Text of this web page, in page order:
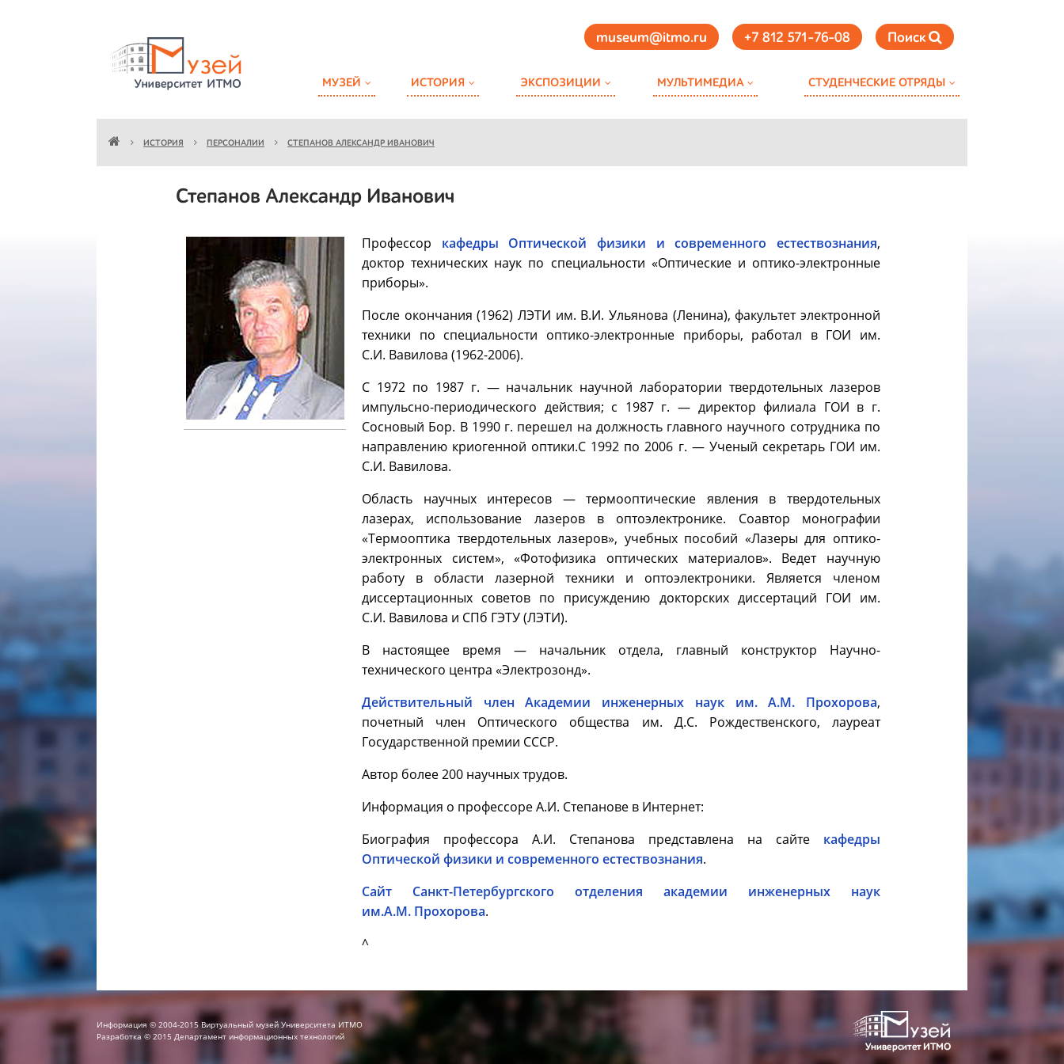
museum@itmo.ru +7 812 571-76-08 Поиск
МУЗЕЙ ИСТОРИЯ ЭКСПОЗИЦИИ МУЛЬТИМЕДИА СТУДЕНЧЕСКИЕ ОТРЯДЫ
ИСТОРИЯ ПЕРСОНАЛИИ СТЕПАНОВ АЛЕКСАНДР ИВАНОВИЧ
Степанов Александр Иванович
Профессор кафедры Оптической физики и современного естествознания,
доктор технических наук по специальности «Оптические и оптико-электронные
приборы».
После окончания (1962) ЛЭТИ им. В.И. Ульянова (Ленина), факультет электронной
техники по специальности оптико-электронные приборы, работал в ГОИ им.
С.И. Вавилова (1962-2006).
С 1972 по 1987 г. — начальник научной лаборатории твердотельных лазеров
импульсно-периодического действия; с 1987 г. — директор филиала ГОИ в г.
Сосновый Бор. В 1990 г. перешел на должность главного научного сотрудника по
направлению криогенной оптики.С 1992 по 2006 г. — Ученый секретарь ГОИ им.
С.И. Вавилова.
Область научных интересов — термооптические явления в твердотельных
лазерах, использование лазеров в оптоэлектронике. Соавтор монографии
«Термооптика твердотельных лазеров», учебных пособий «Лазеры для оптико-
электронных систем», «Фотофизика оптических материалов». Ведет научную
работу в области лазерной техники и оптоэлектроники. Является членом
диссертационных советов по присуждению докторских диссертаций ГОИ им.
С.И. Вавилова и СПб ГЭТУ (ЛЭТИ).
В настоящее время — начальник отдела, главный конструктор Научно-
технического центра «Электрозонд».
Действительный член Академии инженерных наук им. А.М. Прохорова,
почетный член Оптического общества им. Д.С. Рождественского, лауреат
Государственной премии СССР.
Автор более 200 научных трудов.
Информация о профессоре А.И. Степанове в Интернет:
Биография профессора А.И. Степанова представлена на сайте кафедры
Оптической физики и современного естествознания.
Сайт Санкт-Петербургского отделения академии инженерных наук
им.А.М. Прохорова.
^
Информация © 2004-2015 Виртуальный музей Университета ИТМО
Разработка © 2015 Департамент информационных технологий